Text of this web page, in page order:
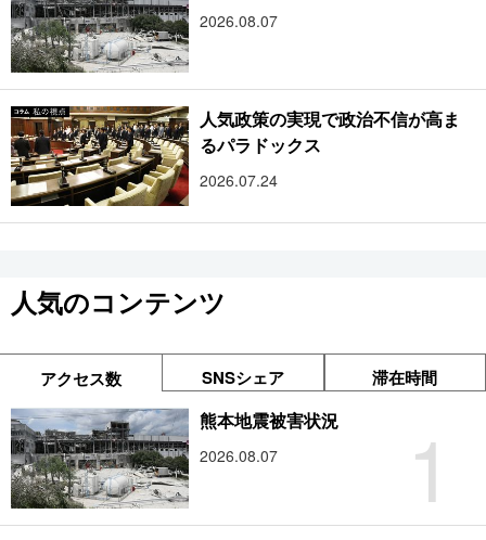
2026.08.07
人気政策の実現で政治不信が高ま
るパラドックス
2026.07.24
人気のコンテンツ
アクセス数 SNSシェア 滞在時間
1
熊本地震被害状況
2026.08.07